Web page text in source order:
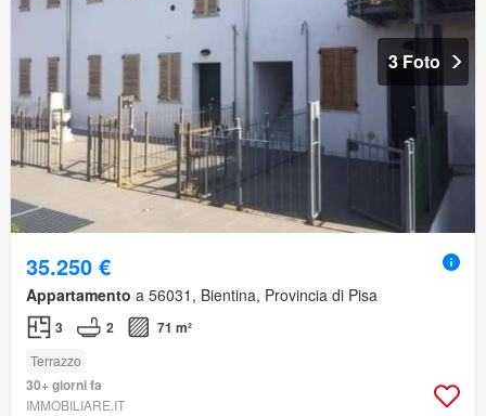
3 Foto
35.250 €
Appartamento a 56031, Bientina, Provincia di Pisa
3 2 71 m²
Terrazzo
30+ giorni fa
IMMOBILIARE.IT